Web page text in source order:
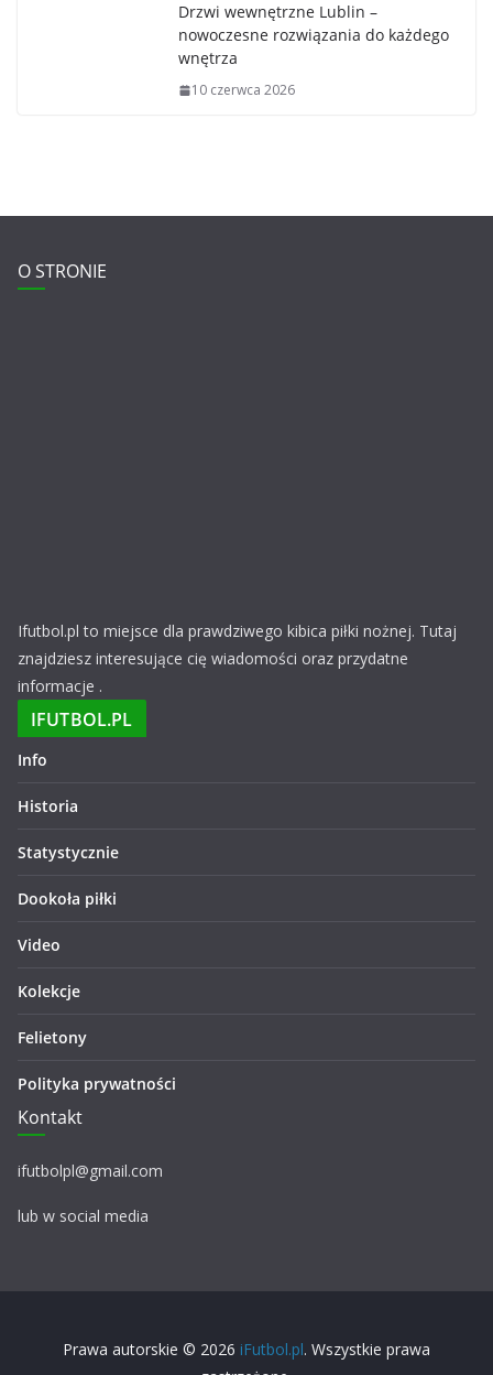
Drzwi wewnętrzne Lublin –
nowoczesne rozwiązania do każdego
wnętrza
10 czerwca 2026
O STRONIE
Ifutbol.pl to miejsce dla prawdziwego kibica piłki nożnej. Tutaj
znajdziesz interesujące cię wiadomości oraz przydatne
informacje .
IFUTBOL.PL
Info
Historia
Statystycznie
Dookoła piłki
Video
Kolekcje
Felietony
Polityka prywatności
Kontakt
ifutbolpl@gmail.com
lub w social media
Prawa autorskie © 2026 iFutbol.pl. Wszystkie prawa